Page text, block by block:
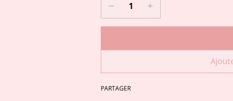
PARTAGER